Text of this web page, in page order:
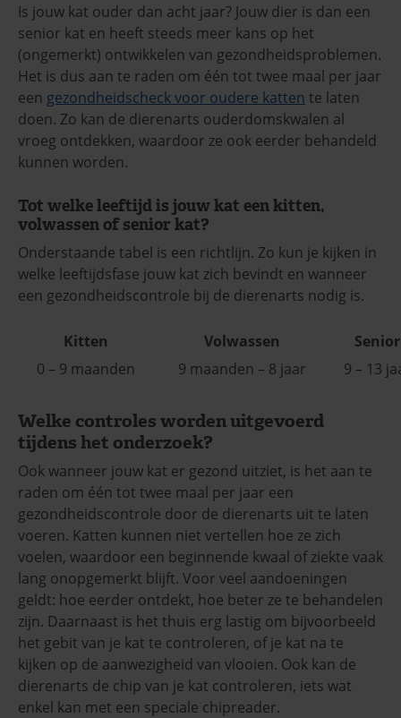
Is jouw kat ouder dan acht jaar? Jouw dier is dan een
senior kat en heeft steeds meer kans op het
(ongemerkt) ontwikkelen van gezondheidsproblemen.
Het is dus aan te raden om één tot twee maal per jaar
een gezondheidscheck voor oudere katten te laten
doen. Zo kan de dierenarts ouderdomskwalen al
vroeg ontdekken, waardoor ze ook eerder behandeld
kunnen worden.
Tot welke leeftijd is jouw kat een kitten,
volwassen of senior kat?
Onderstaande tabel is een richtlijn. Zo kun je kijken in
welke leeftijdsfase jouw kat zich bevindt en wanneer
een gezondheidscontrole bij de dierenarts nodig is.
Kitten Volwassen
Senior
0 – 9 maanden
9 maanden – 8 jaar 9 – 13
Welke controles worden uitgevoerd
tijdens het onderzoek?
Ook wanneer jouw kat er gezond uitziet, is het aan te
raden om één tot twee maal per jaar een
gezondheidscontrole door de dierenarts uit te laten
voeren. Katten kunnen niet vertellen hoe ze zich
voelen, waardoor een beginnende kwaal of ziekte vaak
lang onopgemerkt blijft. Voor veel aandoeningen
geldt: hoe eerder ontdekt, hoe beter ze te behandelen
zijn. Daarnaast is het thuis erg lastig om bijvoorbeeld
het gebit van je kat te controleren, of je kat na te
kijken op de aanwezigheid van vlooien. Ook kan de
dierenarts de chip van je kat controleren, iets wat
enkel kan met een speciale chipreader.